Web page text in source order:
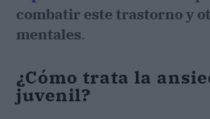
combatir este trastorno y
mentales.
¿Cómo trata la
juvenil?